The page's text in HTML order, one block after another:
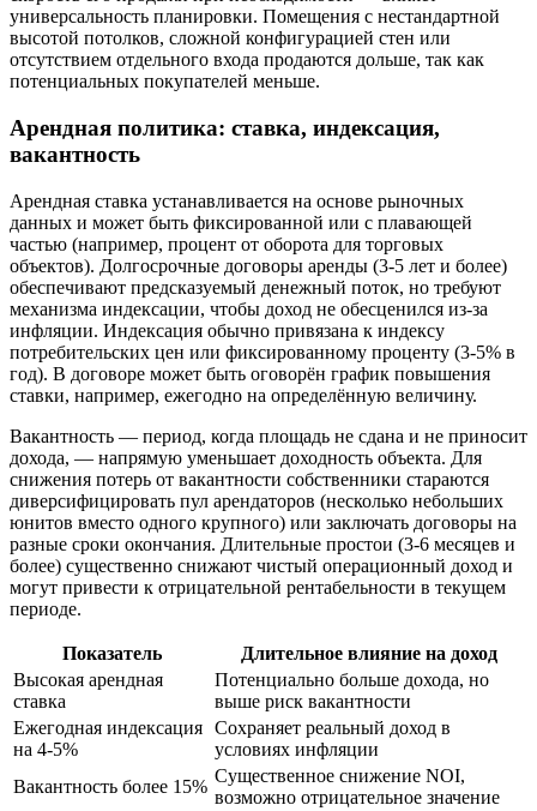
универсальность планировки. Помещения с нестандартной
высотой потолков, сложной конфигурацией стен или
отсутствием отдельного входа продаются дольше, так как
потенциальных покупателей меньше.
Арендная политика: ставка, индексация,
вакантность
Арендная ставка устанавливается на основе рыночных
данных и может быть фиксированной или с плавающей
частью (например, процент от оборота для торговых
объектов). Долгосрочные договоры аренды (3-5 лет и более)
обеспечивают предсказуемый денежный поток, но требуют
механизма индексации, чтобы доход не обесценился из-за
инфляции. Индексация обычно привязана к индексу
потребительских цен или фиксированному проценту (3-5% в
год). В договоре может быть оговорён график повышения
ставки, например, ежегодно на определённую величину.
Вакантность — период, когда площадь не сдана и не приносит
дохода, — напрямую уменьшает доходность объекта. Для
снижения потерь от вакантности собственники стараются
диверсифицировать пул арендаторов (несколько небольших
юнитов вместо одного крупного) или заключать договоры на
разные сроки окончания. Длительные простои (3-6 месяцев и
более) существенно снижают чистый операционный доход и
могут привести к отрицательной рентабельности в текущем
периоде.
Показатель
Длительное влияние на доход
Высокая арендная
ставка
Потенциально больше дохода, но
выше риск вакантности
Ежегодная индексация
на 4-5%
Сохраняет реальный доход в
условиях инфляции
Вакантность более 15%
Существенное снижение NOI,
возможно отрицательное значение